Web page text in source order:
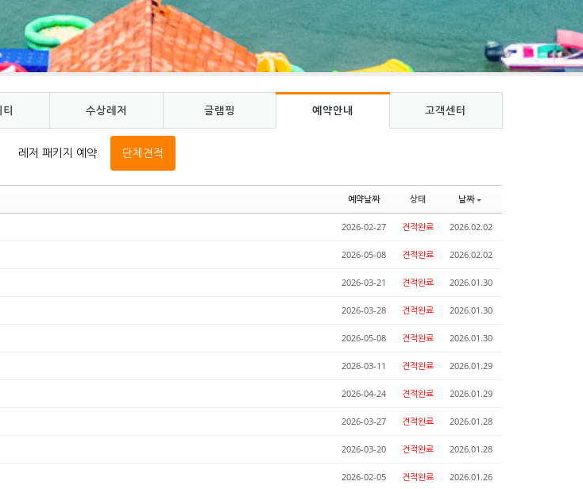
수상레저 글램핑 예약안내 고객센터
레저 패키지 예약 단체견적
예약날짜 상태 날짜
2026-02-27 견적완료 2026.02.02
2026-05-08 견적완료 2026.02.02
2026-03-21 견적완료 2026.01.30
2026-03-28 견적완료 2026.01.30
2026-05-08 견적완료 2026.01.30
2026-03-11 견적완료 2026.01.29
2026-04-24 견적완료 2026.01.29
2026-03-27 견적완료 2026.01.28
2026-03-20 견적완료 2026.01.28
2026-02-05 견적완료 2026.01.26